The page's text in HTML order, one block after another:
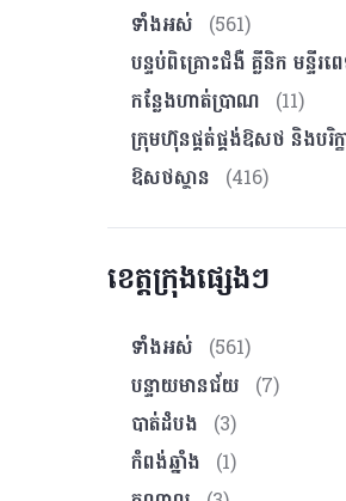
ទាំងអស់
(561)
បន្ទប់ពិគ្រោះ​ជំងឺ គ្លីនិក មន្ទីរព
កន្លែងហាត់ប្រាណ
(11)
ក្រុមហ៊ុនផ្គត់ផ្គង់ឱសថ និងបរិក្ខ
ឱសថស្ថាន
(416)
ខេត្តក្រុងផ្សេងៗ
ទាំងអស់
(561)
បន្ទាយមានជ័យ
(7)
បាត់ដំបង
(3)
កំពង់ឆ្នាំង
(1)